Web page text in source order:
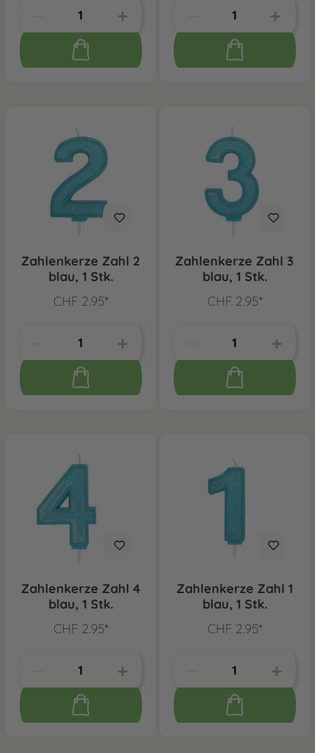
Zahlenkerze Zahl 2
blau, 1 Stk.
CHF 2.95*
Zahlenkerze Zahl 3
blau, 1 Stk.
CHF 2.95*
Zahlenkerze Zahl 4
blau, 1 Stk.
CHF 2.95*
Zahlenkerze Zahl 1
blau, 1 Stk.
CHF 2.95*